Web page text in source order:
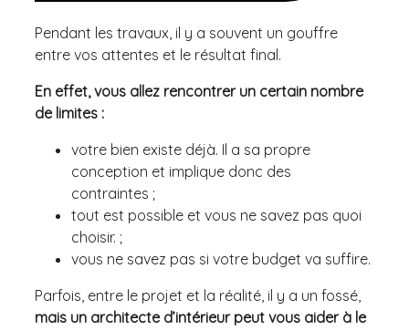
Pendant les travaux, il y a souvent un gouffre
entre vos attentes et le résultat final.
En effet, vous allez rencontrer un certain nombre
de limites :
votre bien existe déjà. Il a sa propre
conception et implique donc des
contraintes ;
tout est possible et vous ne savez pas quoi
choisir. ;
vous ne savez pas si votre budget va suffire.
Parfois, entre le projet et la réalité, il y a un fossé,
mais un architecte d’intérieur peut vous aider à le